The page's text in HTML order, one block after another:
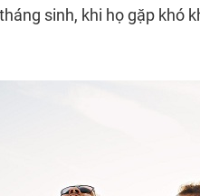
sinh, khi họ gặp khó